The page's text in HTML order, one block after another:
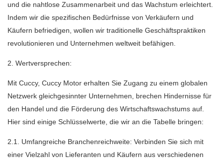
und die nahtlose Zusammenarbeit und das Wachstum erleichtert.
Indem wir die spezifischen Bedürfnisse von Verkäufern und
Käufern befriedigen, wollen wir traditionelle Geschäftspraktiken
revolutionieren und Unternehmen weltweit befähigen.
2. Wertversprechen:
Mit Cuccy, Cuccy Motor erhalten Sie Zugang zu einem globalen
Netzwerk gleichgesinnter Unternehmen, brechen Hindernisse für
den Handel und die Förderung des Wirtschaftswachstums auf.
Hier sind einige Schlüsselwerte, die wir an die Tabelle bringen:
2.1. Umfangreiche Branchenreichweite: Verbinden Sie sich mit
einer Vielzahl von Lieferanten und Käufern aus verschiedenen